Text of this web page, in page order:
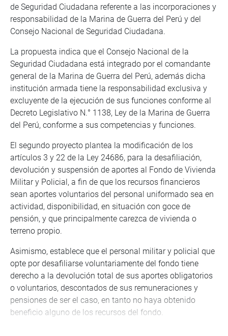
de Seguridad Ciudadana referente a las incorporaciones y
responsabilidad de la Marina de Guerra del Perú y del
Consejo Nacional de Seguridad Ciudadana.
La propuesta indica que el Consejo Nacional de la
Seguridad Ciudadana está integrado por el comandante
general de la Marina de Guerra del Perú, además dicha
institución armada tiene la responsabilidad exclusiva y
excluyente de la ejecución de sus funciones conforme al
Decreto Legislativo N.° 1138, Ley de la Marina de Guerra
del Perú, conforme a sus competencias y funciones.
El segundo proyecto plantea la modificación de los
artículos 3 y 22 de la Ley 24686, para la desafiliación,
devolución y suspensión de aportes al Fondo de Vivienda
Militar y Policial, a fin de que los recursos financieros
sean aportes voluntarios del personal uniformado sea en
actividad, disponibilidad, en situación con goce de
pensión, y que principalmente carezca de vivienda o
terreno propio.
Asimismo, establece que el personal militar y policial que
opte por desafiliarse voluntariamente del fondo tiene
derecho a la devolución total de sus aportes obligatorios
o voluntarios, descontados de sus remuneraciones y
pensiones de ser el caso, en tanto no haya obtenido
beneficio alguno de los recursos del fondo.